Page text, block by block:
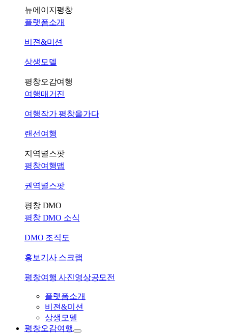
뉴에이지평창
플랫폼소개
비젼&미션
상생모델
평창오감여행
여행매거진
여행작가 평창을가다
랜선여행
지역별스팟
평창여행맵
권역별스팟
평창 DMO
평창 DMO 소식
DMO 조직도
홍보기사 스크랩
평창여행 사진영상공모전
플랫폼소개
비젼&미션
상생모델
평창오감여행